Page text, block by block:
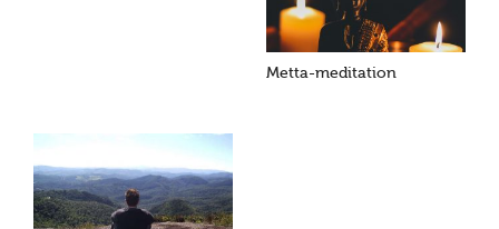
Metta-meditation